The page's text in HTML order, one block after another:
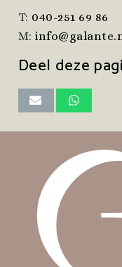
T: 040-251 69 86
M:
Deel deze